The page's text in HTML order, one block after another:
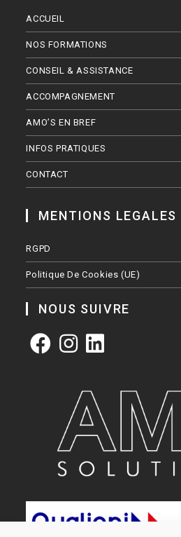
ACCUEIL
NOS FORMATIONS
CONSEIL & ASSISTANCE
ACCOMPAGNEMENT
AMO’S EN BREF
INFOS PRATIQUES
CONTACT
MENTIONS LEGALES
RGPD
Politique De Cookies (UE)
NOUS SUIVRE